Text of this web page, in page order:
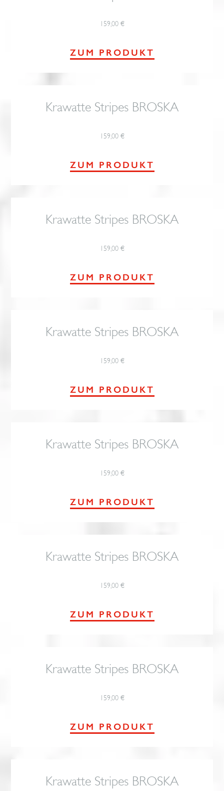
159,00 €
ZUM PRODUKT
Krawatte Stripes BROSKA
159,00 €
ZUM PRODUKT
Krawatte Stripes BROSKA
159,00 €
ZUM PRODUKT
Krawatte Stripes BROSKA
159,00 €
ZUM PRODUKT
Krawatte Stripes BROSKA
159,00 €
ZUM PRODUKT
Krawatte Stripes BROSKA
159,00 €
ZUM PRODUKT
Krawatte Stripes BROSKA
159,00 €
ZUM PRODUKT
Krawatte Stripes BROSKA